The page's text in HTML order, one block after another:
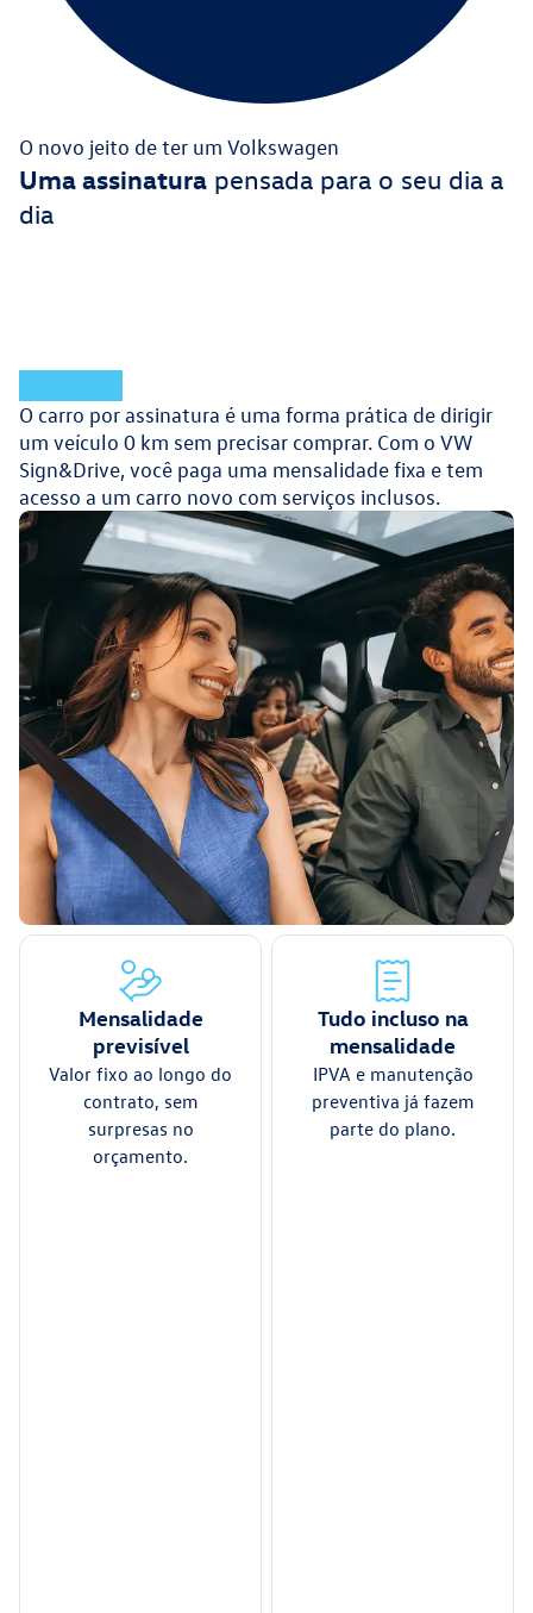
Uma assinatura pensada para o seu dia a
dia
O novo jeito de ter um Volkswagen
O carro por assinatura é uma forma prática de dirigir
um veículo 0 km sem precisar comprar. Com o VW
Sign&Drive, você paga uma mensalidade fixa e tem
acesso a um carro novo com serviços inclusos.
Mensalidade
previsível
Valor fixo ao longo do
contrato, sem
surpresas no
orçamento.
Tudo incluso na
mensalidade
IPVA e manutenção
preventiva já fazem
parte do plano.